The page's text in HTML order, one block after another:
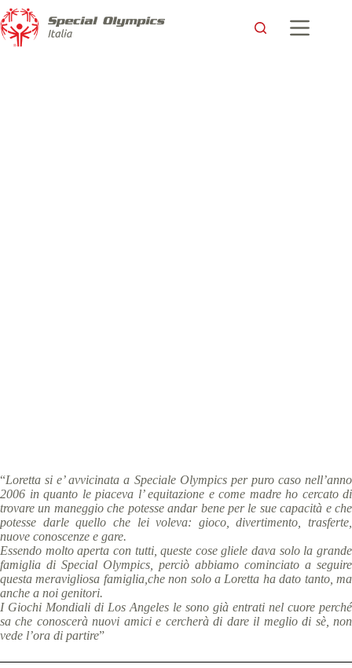
“Loretta si e’ avvicinata a Speciale Olympics per puro caso nell’anno
2006 in quanto le piaceva l’ equitazione e come madre ho cercato di
trovare un maneggio che potesse andar bene per le sue capacità e che
potesse darle quello che lei voleva: gioco, divertimento, trasferte,
nuove conoscenze e gare.
Essendo molto aperta con tutti, queste cose gliele dava solo la grande
famiglia di Special Olympics, perciò abbiamo cominciato a seguire
questa meravigliosa famiglia,che non solo a Loretta ha dato tanto, ma
anche a noi genitori.
I Giochi Mondiali di Los Angeles le sono già entrati nel cuore perché
sa che conoscerà nuovi amici e cercherà di dare il meglio di sè, non
vede l’ora di partire”